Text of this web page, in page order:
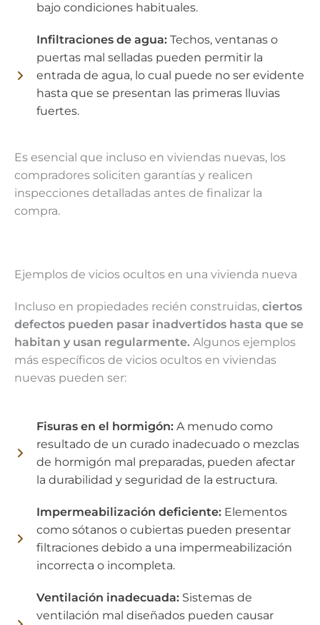
bajo condiciones habituales.
Infiltraciones de agua: Techos, ventanas o
puertas mal selladas pueden permitir la
entrada de agua, lo cual puede no ser evidente
hasta que se presentan las primeras lluvias
fuertes.
Es esencial que incluso en viviendas nuevas, los
compradores soliciten garantías y realicen
inspecciones detalladas antes de finalizar la
compra.
Ejemplos de vicios ocultos en una vivienda nueva
Incluso en propiedades recién construidas, ciertos
defectos pueden pasar inadvertidos hasta que se
habitan y usan regularmente. Algunos ejemplos
más específicos de vicios ocultos en viviendas
nuevas pueden ser:
Fisuras en el hormigón: A menudo como
resultado de un curado inadecuado o mezclas
de hormigón mal preparadas, pueden afectar
la durabilidad y seguridad de la estructura.
Impermeabilización deficiente: Elementos
como sótanos o cubiertas pueden presentar
filtraciones debido a una impermeabilización
incorrecta o incompleta.
Ventilación inadecuada: Sistemas de
ventilación mal diseñados pueden causar